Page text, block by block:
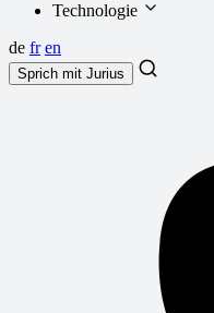
Technologie
de fr en
Sprich mit Jurius